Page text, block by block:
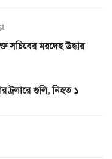
সচিবের মরদেহ উদ্ধার
ট্রলারে গুলি, নিহত ১